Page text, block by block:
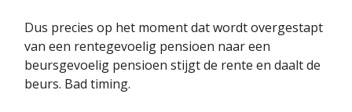
Dus precies op het moment dat wordt overgestapt
van een rentegevoelig pensioen naar een
beursgevoelig pensioen stijgt de rente en daalt de
beurs. Bad timing.